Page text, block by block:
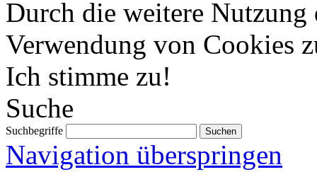
Durch die weitere Nutzung
Verwendung von Cookies
Ich stimme zu!
Suche
Suchbegriffe
Navigation überspringen